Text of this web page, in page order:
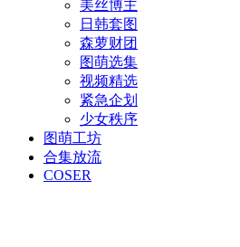
美丝博主
日韩套图
森萝财团
图萌选集
视频精选
紧急企划
少女秩序
图萌工坊
合集放流
COSER